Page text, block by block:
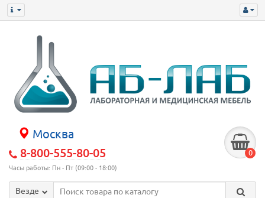
Москва
8-800-555-80-05
Часы работы: Пн - Пт (09:00 - 18:00)
0
Везде